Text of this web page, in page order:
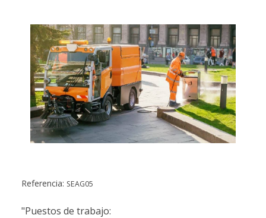
Referencia: SEAG05
"Puestos de trabajo: